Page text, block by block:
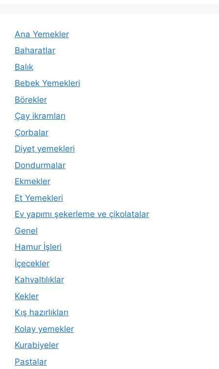
Ana Yemekler
Baharatlar
Balık
Bebek Yemekleri
Börekler
Çay ikramları
Çorbalar
Diyet yemekleri
Dondurmalar
Ekmekler
Et Yemekleri
Ev yapımı şekerleme ve çikolatalar
Genel
Hamur İşleri
İçecekler
Kahvaltılıklar
Kekler
Kış hazırlıkları
Kolay yemekler
Kurabiyeler
Pastalar